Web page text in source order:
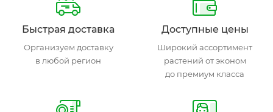
Быстрая доставка
Организуем доставку
в любой регион
Доступные цены
Широкий ассортимент
растений от эконом
до премиум класса